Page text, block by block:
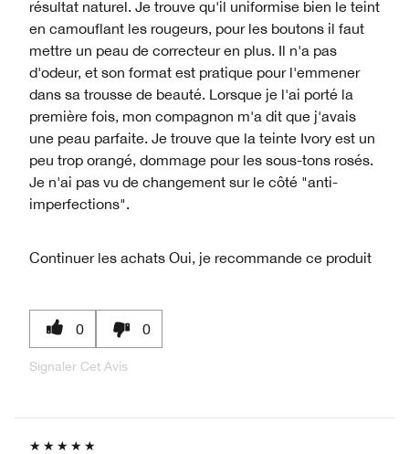
résultat naturel. Je trouve qu'il uniformise bien le teint
en camouflant les rougeurs, pour les boutons il faut
mettre un peau de correcteur en plus. Il n'a pas
d'odeur, et son format est pratique pour l'emmener
dans sa trousse de beauté. Lorsque je l'ai porté la
première fois, mon compagnon m'a dit que j'avais
une peau parfaite. Je trouve que la teinte Ivory est un
peu trop orangé, dommage pour les sous-tons rosés.
Je n'ai pas vu de changement sur le côté "anti-
imperfections".
Continuer les achats Oui, je recommande ce produit
0 0
Signaler Cet Avis